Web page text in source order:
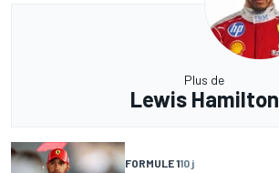
Plus de
Lewis Hamilton
FORMULE 110 j